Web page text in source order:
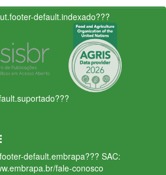
default.indexado???
default.embrapa??? SAC:
fale-conosco